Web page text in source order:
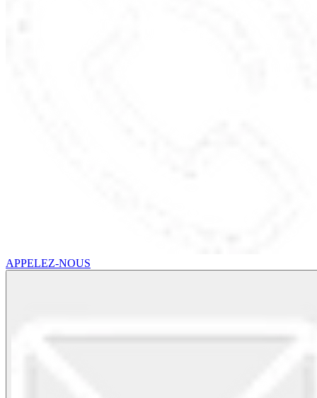
APPELEZ-NOUS